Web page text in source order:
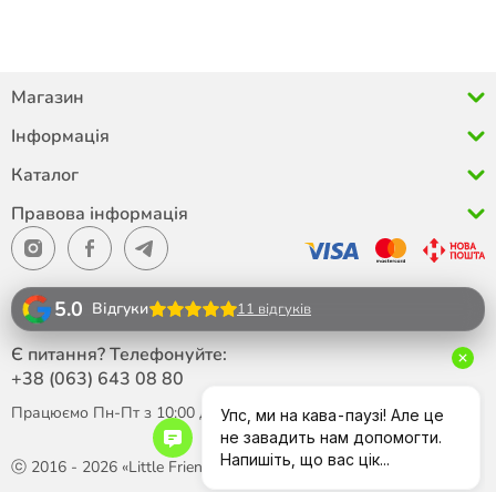
Магазин
Інформація
Каталог
Правова інформація
ⓒ 2016 - 2026 «Little Friend»
5.0 Відгуки 11 відгуків
Є питання? Телефонуйте:
+38 (063) 643 08 80
Працюємо Пн-Пт з 10:00 до 18:00